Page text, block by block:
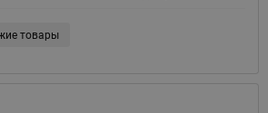
товары